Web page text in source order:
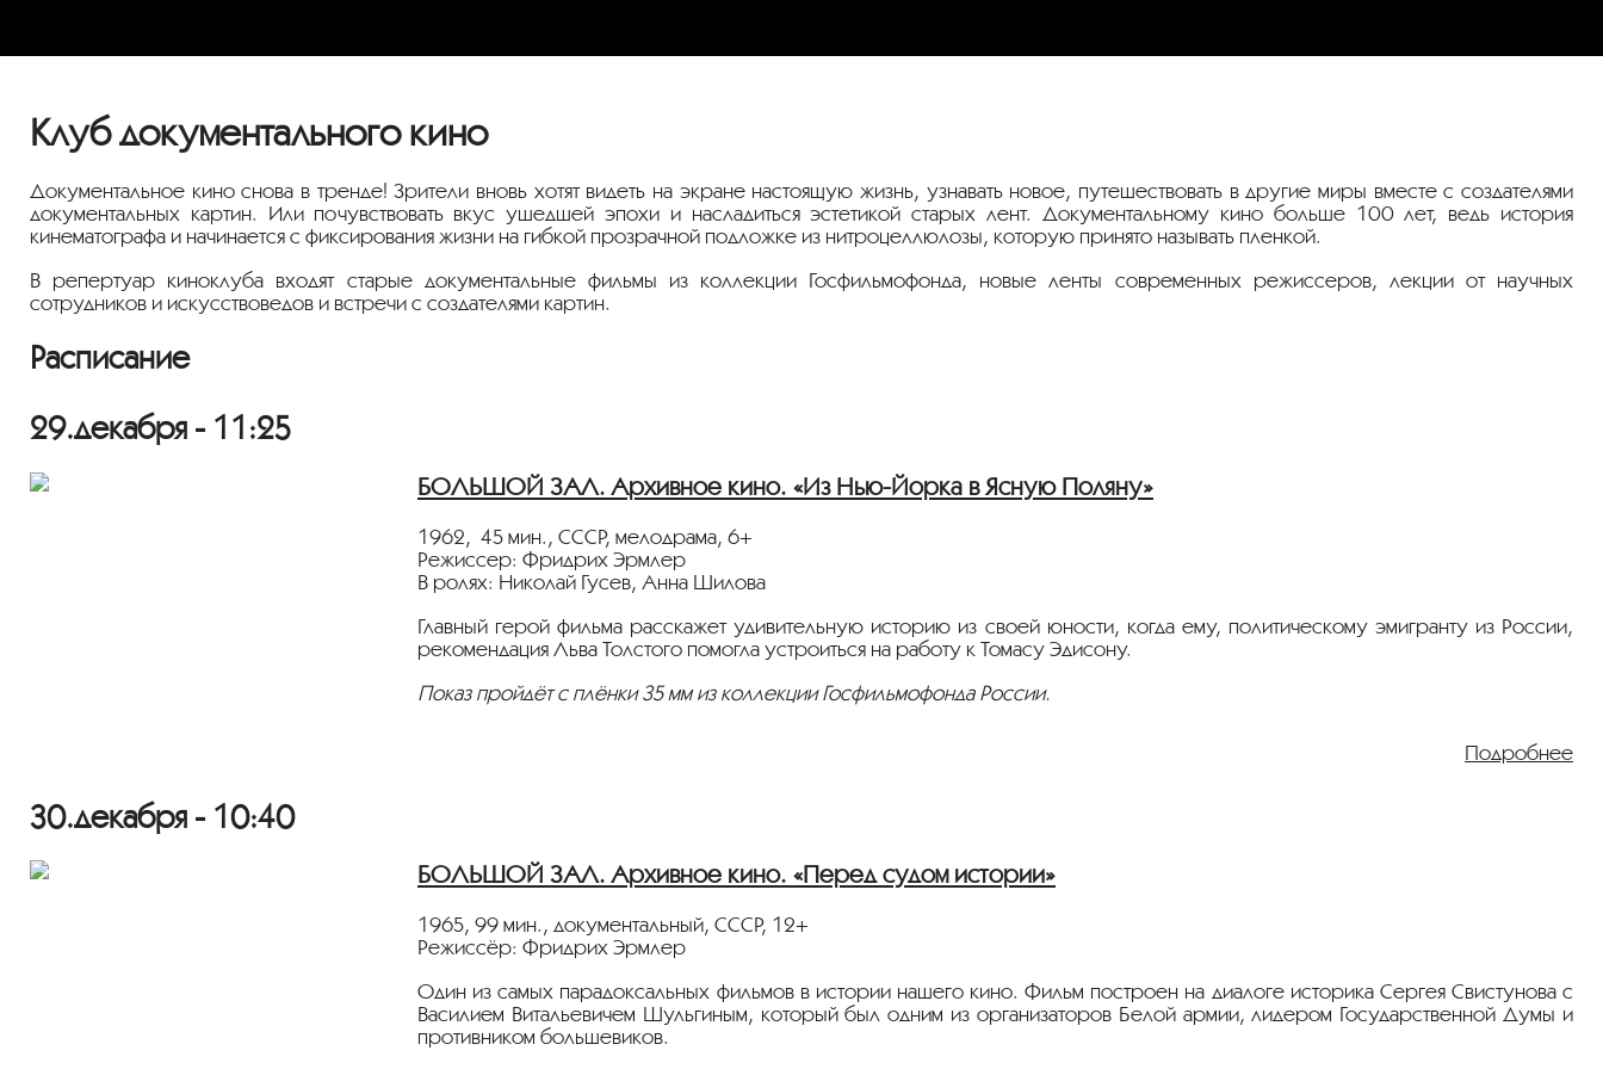
Клуб документального кино
Документальное кино снова в тренде! Зрители вновь хотят видеть на экране настоящую жизнь, узнавать новое, путешествовать в другие миры вместе с создателями
документальных картин. Или почувствовать вкус ушедшей эпохи и насладиться эстетикой старых лент. Документальному кино больше 100 лет, ведь история
кинематографа и начинается с фиксирования жизни на гибкой прозрачной подложке из нитроцеллюлозы, которую принято называть пленкой.
В репертуар киноклуба входят старые документальные фильмы из коллекции Госфильмофонда, новые ленты современных режиссеров, лекции от научных
сотрудников и искусствоведов и встречи с создателями картин.
Расписание
29.декабря - 11:25
БОЛЬШОЙ ЗАЛ. Архивное кино. «Из Нью-Йорка в Ясную Поляну»
1962, 45 мин., СССР, мелодрама, 6+
Режиссер: Фридрих Эрмлер
В ролях: Николай Гусев, Анна Шилова
Главный герой фильма расскажет удивительную историю из своей юности, когда ему, политическому эмигранту из России,
рекомендация Льва Толстого помогла устроиться на работу к Томасу Эдисону.
Показ пройдёт с плёнки 35 мм из коллекции Госфильмофонда России.
социальную дистанцию, производить бесконтактную оплату услуг, использовать антисептик и мыть руки.
С заботой о вашем здоровье,
кинотеатр «Иллюзион»
Подробнее
30.декабря - 10:40
БОЛЬШОЙ ЗАЛ. Архивное кино. «Перед судом истории»
1965, 99 мин., документальный, СССР, 12+
Режиссёр: Фридрих Эрмлер
Один из самых парадоксальных фильмов в истории нашего кино. Фильм построен на диалоге историка Сергея Свистунова с
Василием Витальевичем Шульгиным, который был одним из организаторов Белой армии, лидером Государственной Думы и
противником большевиков.